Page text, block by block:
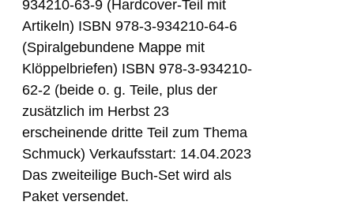
934210-63-9 (Hardcover-Teil mit
Artikeln) ISBN 978-3-934210-64-6
(Spiralgebundene Mappe mit
Klöppelbriefen) ISBN 978-3-934210-
62-2 (beide o. g. Teile, plus der
zusätzlich im Herbst 23
erscheinende dritte Teil zum Thema
Schmuck) Verkaufsstart: 14.04.2023
Das zweiteilige Buch-Set wird als
Paket versendet.